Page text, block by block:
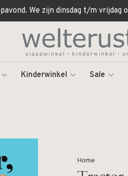
We zijn dinsdag t/m
Kinderwinkel Sale
Home